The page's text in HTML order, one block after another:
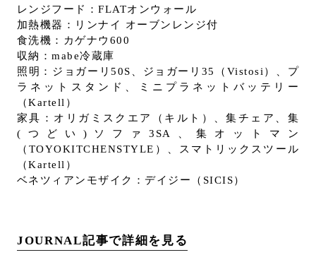
レンジフード：FLATオンウォール
加熱機器：リンナイ オーブンレンジ付
食洗機：カゲナウ600
収納：mabe冷蔵庫
照明：ジョガーリ50S、ジョガーリ35（Vistosi）、プ
ラネットスタンド、ミニプラネットバッテリー
（Kartell）
家具：オリガミスクエア（キルト）、集チェア、集
(つどい)ソファ3SA、集オットマン
（TOYOKITCHENSTYLE）、スマトリックスツール
（Kartell）
ベネツィアンモザイク：デイジー（SICIS）
JOURNAL記事で詳細を見る